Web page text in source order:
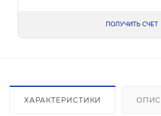
ПОЛУЧИТЬ СЧЕТ
ХАРАКТЕРИСТИКИ